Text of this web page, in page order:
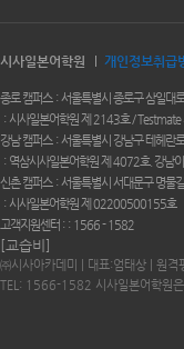
시사일본어학원 개인정보취급
종로 캠퍼스 서울특별시 종로구 삼일대
시사일본어학원 제 2143호 /
강남 캠퍼스
서울특별시 강남구 테헤란
역삼시사일본어학원 제 4072호. 강남
신촌 캠퍼스
서울특별시 서대문구 명물
시사일본어학원 제 02200500155호
고객지원센터 :
1566 - 1582
[교습비]
㈜시사아카데미 | 대표:엄태상 | 원
TEL: 1566-1582 시사일본어학원